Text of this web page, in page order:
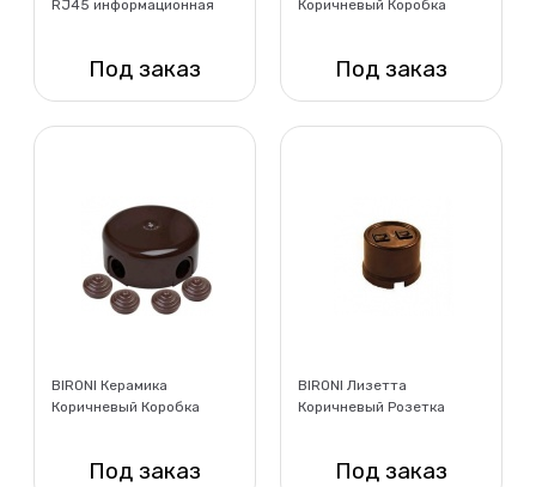
RJ45 информационная
Под заказ
Нет в наличии
Коричневый Коробка
кабельных ввода в
Под заказ
Нет в наличии
BIRONI Керамика
Коричневый Коробка
кабельных ввода в
Под заказ
BIRONI Лизетта
Коричневый Розетка
Под заказ